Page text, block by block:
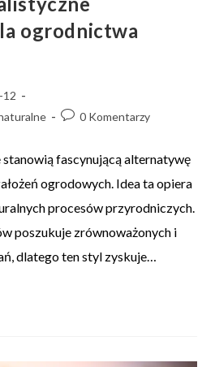
ogrodnictwa
12
0 Komentarzy
fascynującą alternatywę
ogrodowych. Idea ta opiera
procesów przyrodniczych.
poszukuje zrównoważonych i
dlatego ten styl zyskuje…